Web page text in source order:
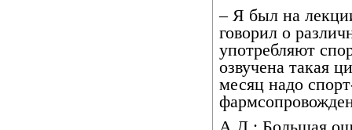
– Я был на
говорил о
употребляют
озвучена такая
месяц надо